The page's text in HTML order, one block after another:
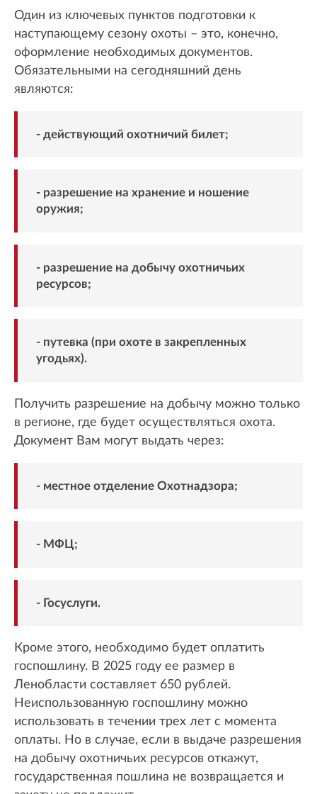
Один из ключевых пунктов подготовки к
наступающему сезону охоты – это, конечно,
оформление необходимых документов.
Обязательными на сегодняшний день
являются:
- действующий охотничий билет;
- разрешение на хранение и ношение
оружия;
- разрешение на добычу охотничьих
ресурсов;
- путевка (при охоте в закрепленных
угодьях).
Получить разрешение на добычу можно только
в регионе, где будет осуществляться охота.
Документ Вам могут выдать через:
- местное отделение Охотнадзора;
- МФЦ;
- Госуслуги.
Кроме этого, необходимо будет оплатить
госпошлину. В 2025 году ее размер в
Ленобласти составляет 650 рублей.
Неиспользованную госпошлину можно
использовать в течении трех лет с момента
оплаты. Но в случае, если в выдаче разрешения
на добычу охотничьих ресурсов откажут,
государственная пошлина не возвращается и